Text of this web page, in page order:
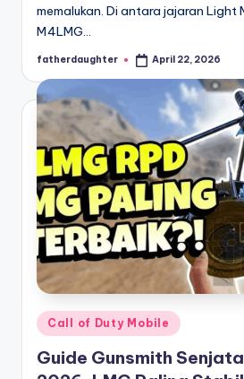
memalukan. Di antara jajaran Light
M4LMG…
Posted
fatherdaughter April 22, 2026
Posted
in
Call of Duty Mobile
Guide Gunsmith Senjata